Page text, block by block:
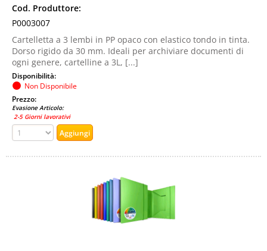
Cod. Produttore:
P0003007
Cartelletta a 3 lembi in PP opaco con elastico tondo in tinta.
Dorso rigido da 30 mm. Ideali per archiviare documenti di
ogni genere, cartelline a 3L, [...]
Disponibilità:
Non Disponibile
Prezzo:
Evasione Articolo:
2-5 Giorni lavorativi